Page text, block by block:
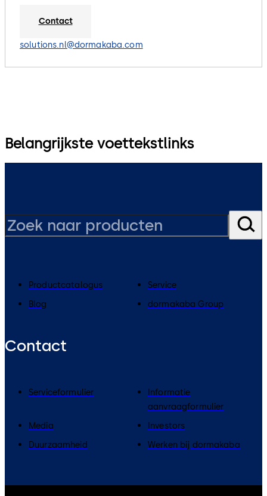
Contact
solutions.nl@dormakaba.com
Belangrijkste voettekstlinks
Productcatalogus
Service
Blog
dormakaba Group
Contact
Serviceformulier
Informatie
aanvraagformulier
Media
Investors
Duurzaamheid
Werken bij dormakaba